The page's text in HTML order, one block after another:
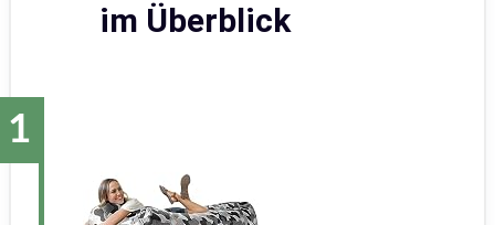
im Überblick